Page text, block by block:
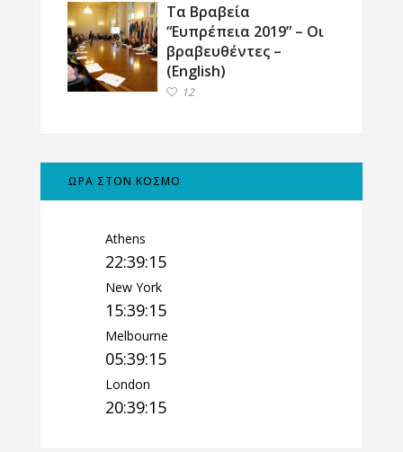
Τα Βραβεία
“Ευπρέπεια 2019” – Οι
βραβευθέντες –
(English)
12
ΩΡΑ ΣΤΟΝ ΚΟΣΜΟ
Athens
22:39:16
New York
15:39:16
Melbourne
05:39:16
London
20:39:16